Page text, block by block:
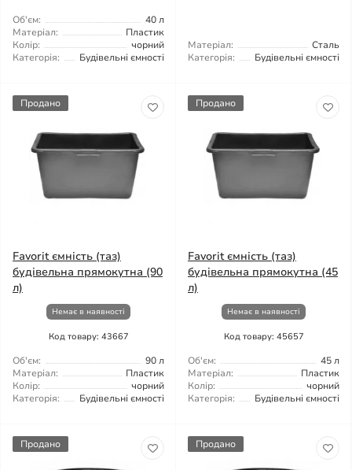
Об'єм:
40 л
Матеріал:
Пластик
Колір:
чорний
Категорія:
Будівельні ємності
Матеріал:
Сталь
Категорія:
Будівельні ємності
Продано
Favorit ємність (таз)
будівельна прямокутна (90
л)
Немає в наявності
Код товару: 43667
Об'єм:
90 л
Матеріал:
Пластик
Колір:
чорний
Категорія:
Будівельні ємності
Продано
Favorit ємність (таз)
будівельна прямокутна (45
л)
Немає в наявності
Код товару: 45657
Об'єм:
45 л
Матеріал:
Пластик
Колір:
чорний
Категорія:
Будівельні ємності
Продано Продано